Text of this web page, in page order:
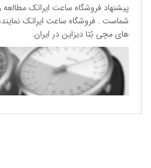
پیشنهاد فروشگاه ساعت ایراتک مطالعه
شماست . فروشگاه ساعت ایراتک
های مچی بُتا دیزاین در ایران.